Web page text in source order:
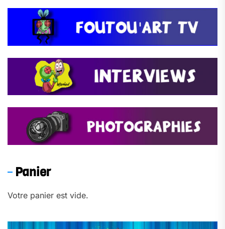
Panier
Votre panier est vide.